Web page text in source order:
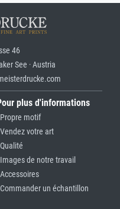
46
See · Austria
plus d'informations
Propre motif
Vendez votre art
Qualité
Images de notre travail
Accessoires
Commander un échantillon